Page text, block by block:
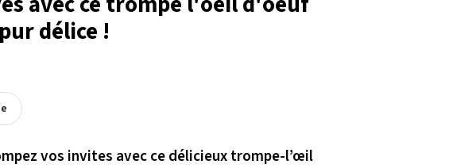
délice !
vos invites avec ce délicieux trompe-l’œil